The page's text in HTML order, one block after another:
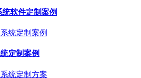
软件定制案例
定制案例